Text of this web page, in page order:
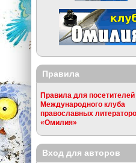
Правила
Правила для посетителей
Международного клуба
православных
«Омилия»
Вход для авторов